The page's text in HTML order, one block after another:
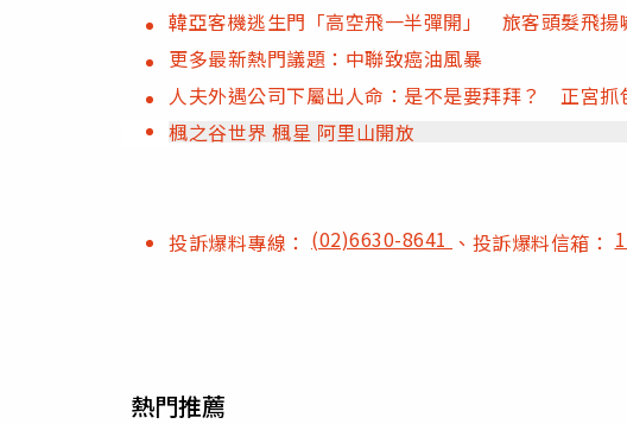
韓亞客機逃生門「高空飛一半彈開」 旅客頭髮飛揚
更多最新熱門議題：中聯致癌油風暴
人夫外遇公司下屬出人命：是不是要拜拜？ 正宮抓
楓之谷世界 楓星 阿里山開放
投訴爆料專線： (02)6630-8641 、投訴爆料信箱：
熱門推薦